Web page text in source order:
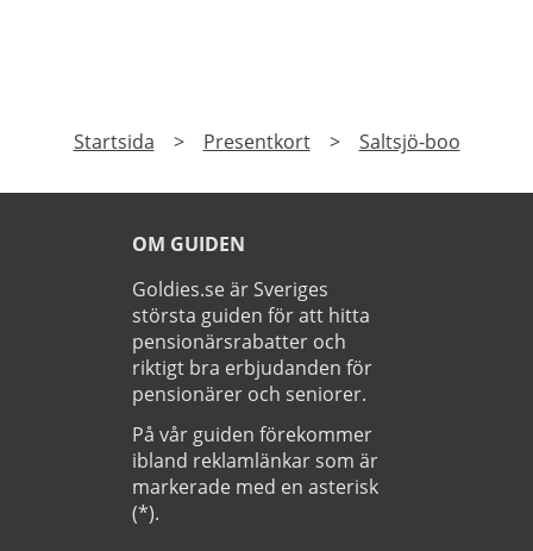
Prenumerera på vårt nyhetsbrev och få exklusiv
tillgång till specialerbjudanden.
Läs Integritetspolicy
Startsida
OM GUIDEN